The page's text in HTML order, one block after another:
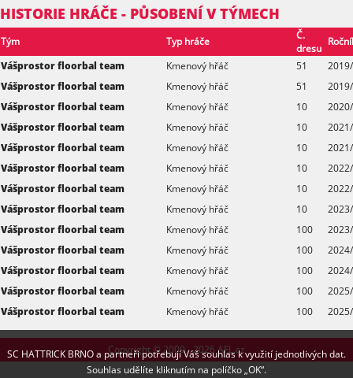
SC HATTRICK BRNO a partneři potřebují Váš souhlas k využití jednotlivých dat.
Souhlas udělíte kliknutím na políčko „OK“.
HISTORIE HRÁČE - PŮSOBENÍ V TÝMECH
Tým Typ hráče
Č.
dresu
Vášprostor floorbal team
Kmenový hřáč 51
Vášprostor floorbal team
Kmenový hřáč 51
Vášprostor floorbal team
Kmenový hřáč 10
Vášprostor floorbal team
Kmenový hřáč 10
Vášprostor floorbal team
Kmenový hřáč 10
Vášprostor floorbal team
Kmenový hřáč 10
Vášprostor floorbal team
Kmenový hřáč 10
Vášprostor floorbal team
Kmenový hřáč 10
Vášprostor floorbal team
Kmenový hřáč 100
Vášprostor floorbal team
Kmenový hřáč 100
Vášprostor floorbal team
Kmenový hřáč 100
Vášprostor floorbal team
Kmenový hřáč 100
Vášprostor floorbal team
Kmenový hřáč 100
Copyright © 2009 - 2026 AFL.cz